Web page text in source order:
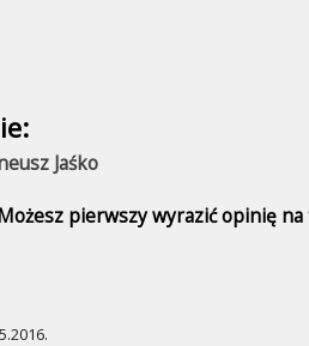
Jaśko
pierwszy wyrazić opinię